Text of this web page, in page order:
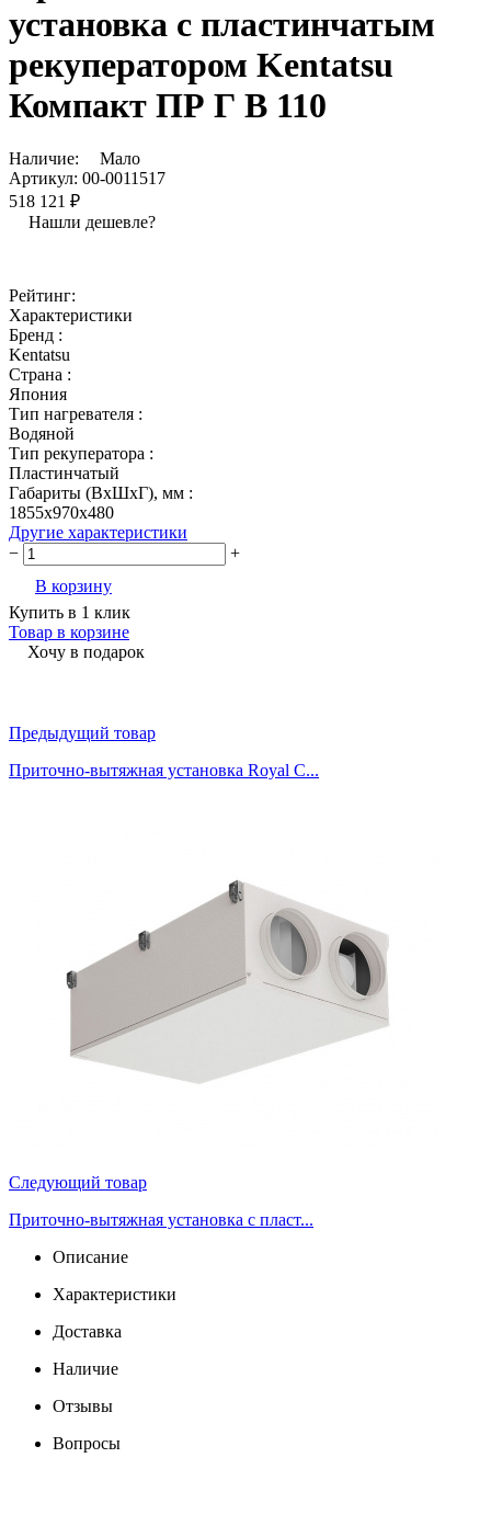
установка с пластинчатым
рекуператором Kentatsu
Компакт ПР Г В 110
Наличие:
Мало
Артикул: 00-0011517
518 121 ₽
Нашли дешевле?
Рейтинг:
Характеристики
Бренд :
Kentatsu
Страна :
Япония
Тип нагревателя :
Водяной
Тип рекуператора :
Пластинчатый
Габариты (ВхШхГ), мм :
1855x970x480
Другие характеристики
−
+
В корзину
Купить в 1 клик
Товар в корзине
Хочу в подарок
Предыдущий товар
Приточно-вытяжная установка Royal C...
Следующий товар
Приточно-вытяжная установка с пласт...
Описание
Характеристики
Доставка
Наличие
Отзывы
Вопросы